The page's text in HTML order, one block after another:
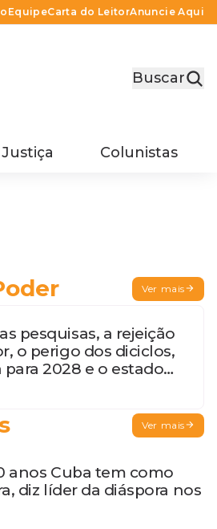
EquipeCarta do LeitorAnuncie Aqui
Buscar
Justiça Colunistas
Ver mais
pesquisas, a rejeição
o perigo dos diciclos,
2028 e o estado
mundial
Ver mais
anos Cuba tem como
diz líder da diáspora nos